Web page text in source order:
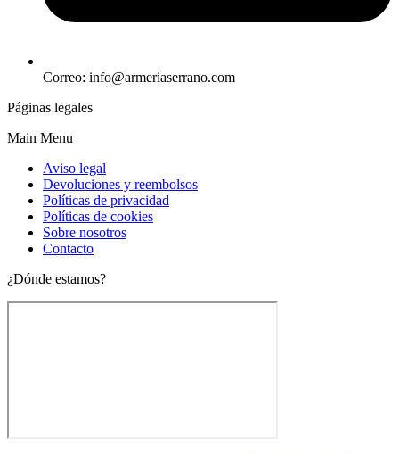
Correo: info@armeriaserrano.com
Páginas legales
Main Menu
Aviso legal
Devoluciones y reembolsos
Políticas de privacidad
Políticas de cookies
Sobre nosotros
Contacto
¿Dónde estamos?